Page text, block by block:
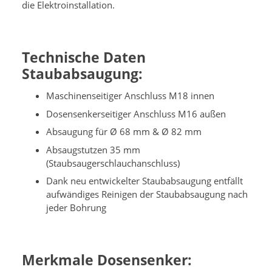
die Elektroinstallation.
Technische Daten
Staubabsaugung:
Maschinenseitiger Anschluss M18 innen
Dosensenkerseitiger Anschluss M16 außen
Absaugung für Ø 68 mm & Ø 82 mm
Absaugstutzen 35 mm
(Staubsaugerschlauchanschluss)
Dank neu entwickelter Staubabsaugung entfällt
aufwändiges Reinigen der Staubabsaugung nach
jeder Bohrung
Merkmale Dosensenker: